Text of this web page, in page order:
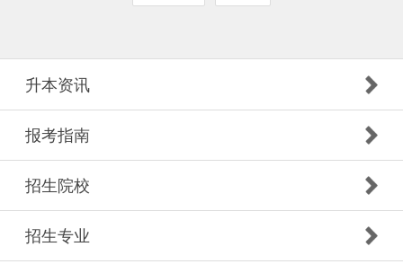
升本资讯
报考指南
招生院校
招生专业